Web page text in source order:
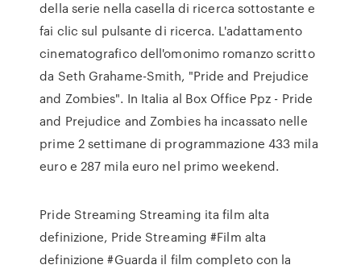
della serie nella casella di ricerca sottostante e
fai clic sul pulsante di ricerca. L'adattamento
cinematografico dell'omonimo romanzo scritto
da Seth Grahame-Smith, "Pride and Prejudice
and Zombies". In Italia al Box Office Ppz - Pride
and Prejudice and Zombies ha incassato nelle
prime 2 settimane di programmazione 433 mila
euro e 287 mila euro nel primo weekend.
Pride Streaming Streaming ita film alta
definizione, Pride Streaming #Film alta
definizione #Guarda il film completo con la